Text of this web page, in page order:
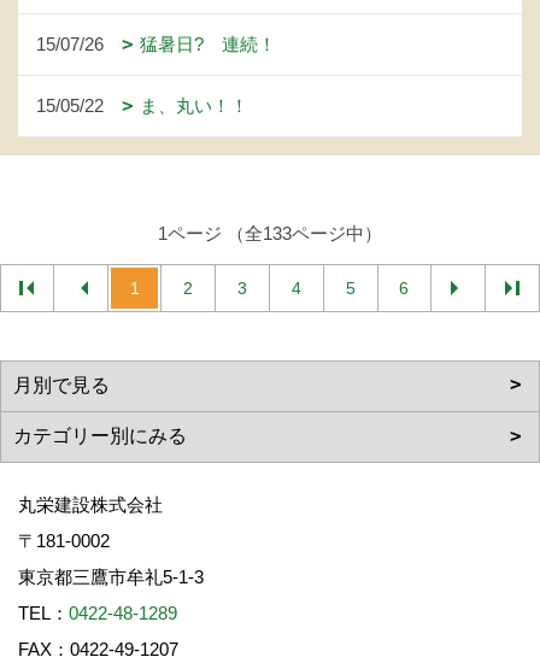
15/07/26 猛暑日? 連続！
15/05/22 ま、丸い！！
1ページ （全133ページ中）
1 2 3 4 5 6
丸栄建設株式会社
〒181-0002
東京都三鷹市牟礼5-1-3
TEL： 0422-48-1289
FAX：0422-49-1207